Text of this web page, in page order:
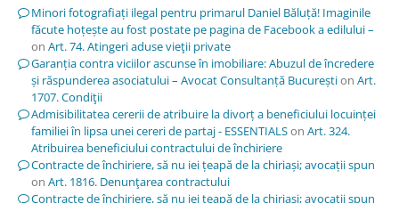
Minori fotografiați ilegal pentru primarul Daniel Băluță! Imaginile
făcute hoțește au fost postate pe pagina de Facebook a edilului –
on Art. 74. Atingeri aduse vieţii private
Garanția contra viciilor ascunse în imobiliare: Abuzul de încredere
și răspunderea asociatului – Avocat Consultanță Bucureștion Art.
1707. Condiţii
Admisibilitatea cererii de atribuire la divorț a beneficiului locuinței
familiei în lipsa unei cereri de partaj - ESSENTIALSon Art. 324.
Atribuirea beneficiului contractului de închiriere
Contracte de închiriere, să nu iei țeapă de la chiriași; avocații spun
on Art. 1816. Denunţarea contractului
Contracte de închiriere, să nu iei țeapă de la chiriași; avocații spun